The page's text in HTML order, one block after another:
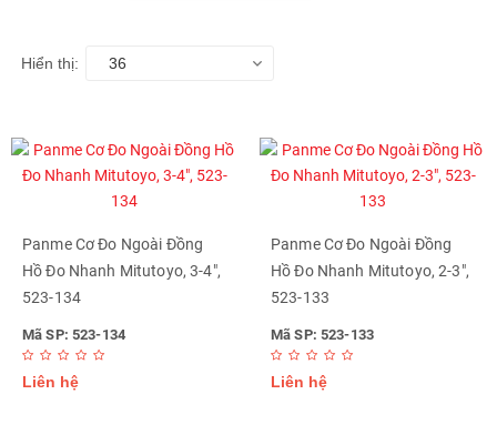
Hiển thị: 36
Panme Cơ Đo Ngoài Đồng
Hồ Đo Nhanh Mitutoyo, 3-4",
523-134
Mã SP: 523-134
Liên hệ
Panme Cơ Đo Ngoài Đồng
Hồ Đo Nhanh Mitutoyo, 2-3",
523-133
Mã SP: 523-133
Liên hệ